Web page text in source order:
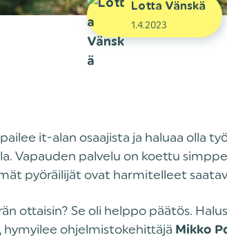
Lotta Vänskä
1.4.2023
it-alan osaajista ja haluaa olla
Vapauden palvelu on koettu
pyöräilijät ovat harmitelleet
ottaisin? Se oli helppo päätös.
hymyilee ohjelmistokehittäjä Mikko